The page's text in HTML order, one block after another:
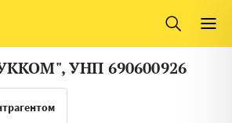
Литва
УНП 690600926